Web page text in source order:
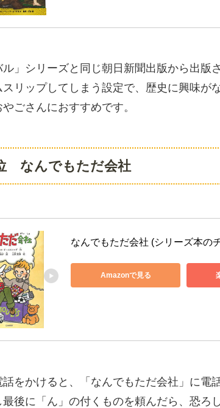
ル」シリーズと同じ朝日新聞出版から出
スリップしてしまう設定で、歴史に興味が
ごさんにおすすめです。
なんでもただ会社
なんでもただ会社 (シリーズ本の
Amazonで見る
話をかけると、「なんでもただ会社」に電
最後に「ん」の付くものを頼んだら、恐ろ